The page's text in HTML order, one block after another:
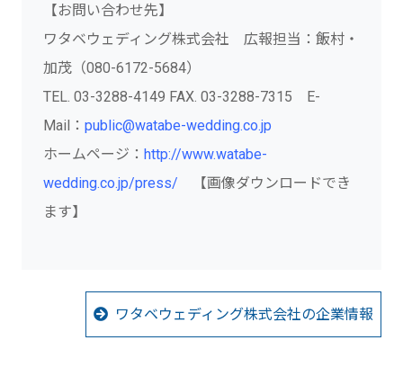
【お問い合わせ先】
ワタベウェディング株式会社 広報担当：飯村・
加茂（080-6172-5684）
TEL. 03-3288-4149 FAX. 03-3288-7315 E-
Mail： public@watabe-wedding.co.jp
ホームページ： http://www.watabe-
wedding.co.jp/press/ 【画像ダウンロードでき
ます】
ワタベウェディング株式会社の企業情報